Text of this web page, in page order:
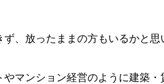
、放ったままの方もいるかと思
マンション経営のように建築